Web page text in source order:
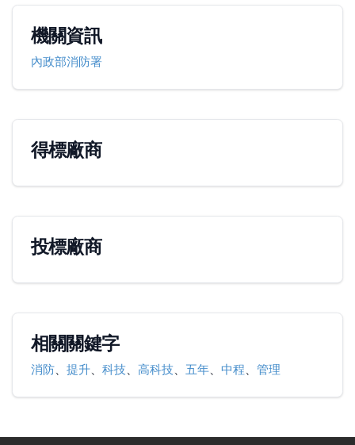
機關資訊
內政部消防署
得標廠商
投標廠商
相關關鍵字
消防、 提升、 科技、 高科技、 五年、 中程、 管理